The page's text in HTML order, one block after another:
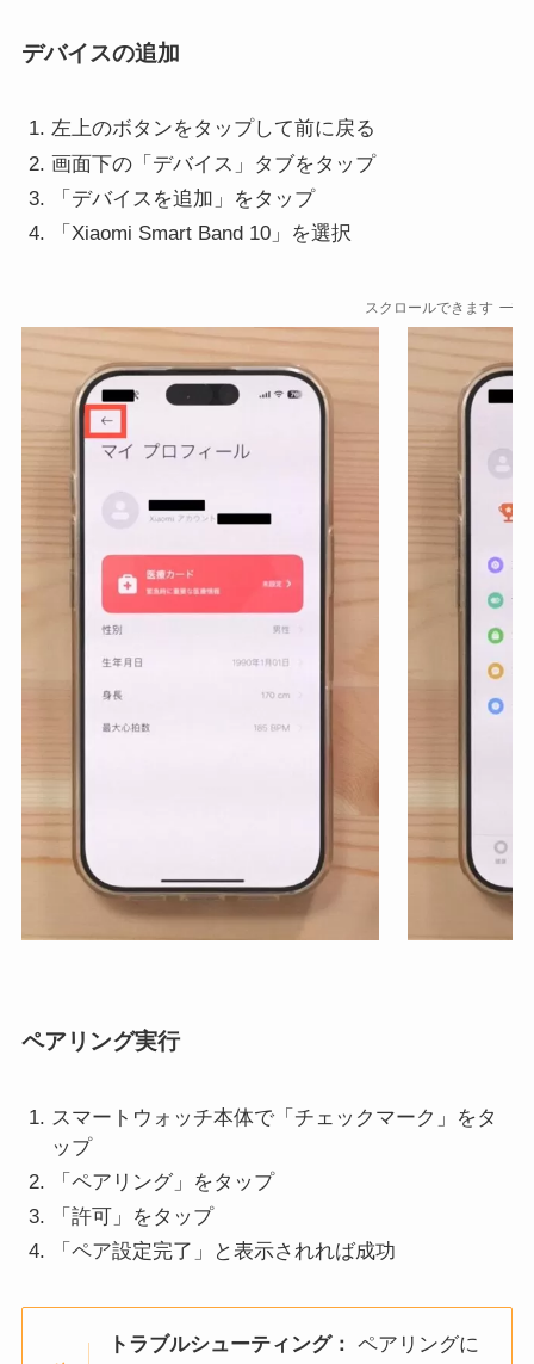
デバイスの追加
左上のボタンをタップして前に戻る
画面下の「デバイス」タブをタップ
「デバイスを追加」をタップ
「Xiaomi Smart Band 10」を選択
スクロールできます
ペアリング実行
スマートウォッチ本体で「チェックマーク」をタ
ップ
「ペアリング」をタップ
「許可」をタップ
「ペア設定完了」と表示されれば成功
トラブルシューティング： ペアリングに